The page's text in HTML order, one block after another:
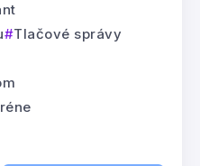
Tlačové správy